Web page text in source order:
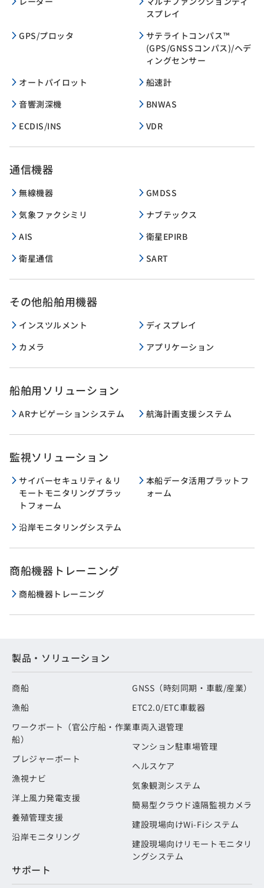
スプレイ
GPS/プロッタ
サテライトコンパス™
(GPS/GNSSコンパス)/ヘデ
ィングセンサー
オートパイロット
船速計
音響測深機
BNWAS
ECDIS/INS
VDR
通信機器
無線機器
GMDSS
気象ファクシミリ
ナブテックス
AIS
衛星EPIRB
衛星通信
SART
その他船舶用機器
インスツルメント
ディスプレイ
カメラ
アプリケーション
船舶用ソリューション
ARナビゲーションシステム 航海計画支援システム
監視ソリューション
サイバーセキュリティ＆リ
モートモニタリングプラッ
トフォーム
本船データ活用プラットフ
ォーム
沿岸モニタリングシステム
商船機器トレーニング
商船機器トレーニング
製品・ソリューション
商船
漁船
ワークボート（官公庁船・作業
船）
プレジャーボート
漁視ナビ
洋上風力発電支援
養殖管理支援
沿岸モニタリング
GNSS（時刻同期・車載/産業）
ETC2.0/ETC車載器
車両入退管理
マンション駐車場管理
ヘルスケア
気象観測システム
簡易型クラウド遠隔監視カメラ
建設現場向けWi-Fiシステム
建設現場向けリモートモニタリ
ングシステム
サポート